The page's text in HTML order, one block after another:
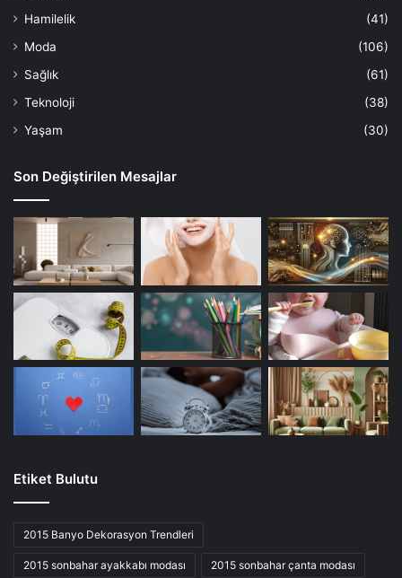
Hamilelik
(41)
Moda
(106)
Sağlık
(61)
Teknoloji
(38)
Yaşam
(30)
Son Değiştirilen Mesajlar
Etiket Bulutu
2015 Banyo Dekorasyon Trendleri
2015 sonbahar ayakkabı modası 2015 sonbahar çanta modası